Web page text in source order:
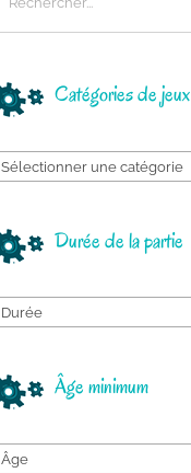
Catégories de jeux
Sélectionner une catégorie
Durée de la partie
Durée
Âge minimum
Âge